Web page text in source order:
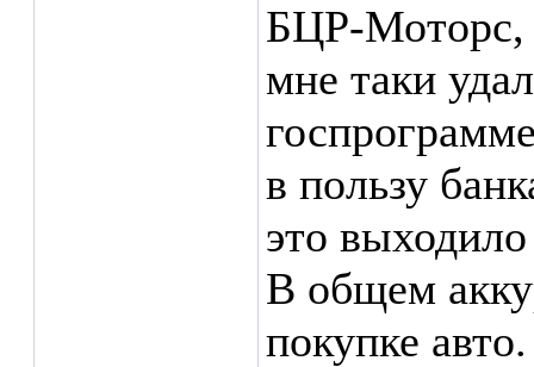
БЦР-Моторс,
мне таки
в пользу
это
В общем
покупке